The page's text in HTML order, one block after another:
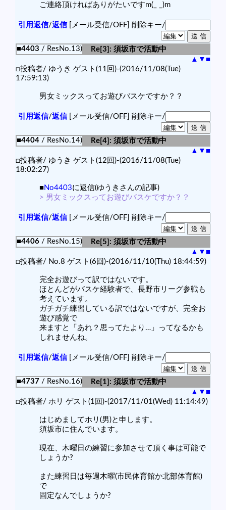
ご連絡頂ければありがたいですm(_ _)m
引用返信/返信[メール受信/OFF] 削除キー/
■4403 / ResNo.13)
Re[3]: 須坂市で活動中
▲ ▼ ■
□投稿者/ ゆうき ゲスト(11回)-(2016/11/08(Tue)
17:59:13)
男女ミックスってお遊びバスケですか？？
引用返信/返信[メール受信/OFF] 削除キー/
■4404 / ResNo.14)
Re[4]: 須坂市で活動中
▲ ▼ ■
□投稿者/ ゆうき ゲスト(12回)-(2016/11/08(Tue)
18:02:27)
■No4403に返信(ゆうきさんの記事)
> 男女ミックスってお遊びバスケですか？？
引用返信/返信[メール受信/OFF] 削除キー/
■4406 / ResNo.15)
Re[5]: 須坂市で活動中
▲ ▼ ■
□投稿者/ No.8 ゲスト(6回)-(2016/11/10(Thu) 18:44:59)
完全お遊びって訳ではないです。
ほとんどがバスケ経験者で、長野市リーグ参戦も
考えています。
ガチガチ練習している訳ではないですが、完全お
遊び感覚で
来ますと「あれ？思ってたより…」ってなるかも
しれませんね。
引用返信/返信[メール受信/OFF] 削除キー/
■4737 / ResNo.16)
Re[1]: 須坂市で活動中
▲ ▼ ■
□投稿者/ ホリ ゲスト(1回)-(2017/11/01(Wed) 11:14:49)
はじめましてホリ(男)と申します。
須坂市に住んでいます。
現在、木曜日の練習に参加させて頂く事は可能で
しょうか?
また練習日は毎週木曜(市民体育館か北部体育館)
で
固定なんでしょうか?